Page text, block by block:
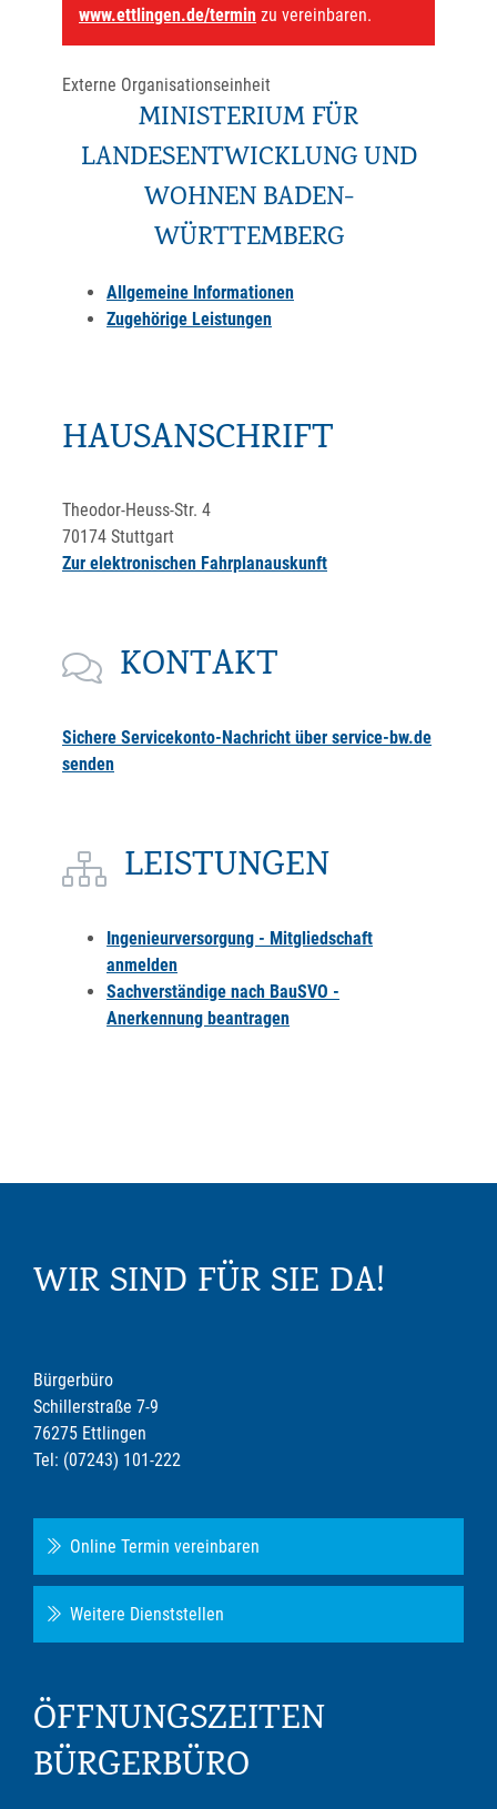
www.ettlingen.de/termin zu vereinbaren.
Externe Organisationseinheit
MINISTERIUM FÜR
LANDESENTWICKLUNG UND
WOHNEN BADEN-
WÜRTTEMBERG
Allgemeine Informationen
Zugehörige Leistungen
HAUSANSCHRIFT
Theodor-Heuss-Str. 4
70174 Stuttgart
Zur elektronischen Fahrplanauskunft
KONTAKT
Sichere Servicekonto-Nachricht über service-bw.de
senden
LEISTUNGEN
Ingenieurversorgung - Mitgliedschaft
anmelden
Sachverständige nach BauSVO -
Anerkennung beantragen
WIR SIND FÜR SIE DA!
Bürgerbüro
Schillerstraße 7-9
76275 Ettlingen
Tel: (07243) 101-222
Online Termin vereinbaren
Weitere Dienststellen
ÖFFNUNGSZEITEN
BÜRGERBÜRO